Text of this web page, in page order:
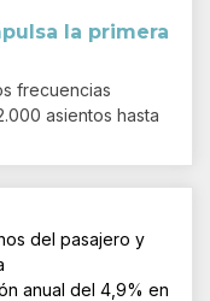
la primera
frecuencias
asientos hasta
del pasajero y
anual del 4,9% en